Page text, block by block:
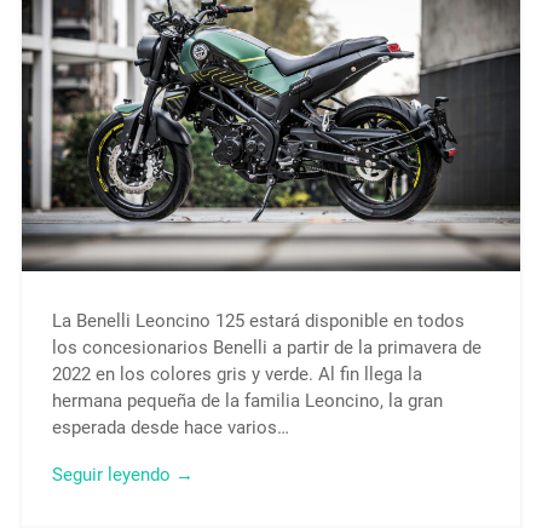
La Benelli Leoncino 125 estará disponible en todos
los concesionarios Benelli a partir de la primavera de
2022 en los colores gris y verde. Al fin llega la
hermana pequeña de la familia Leoncino, la gran
esperada desde hace varios…
Seguir leyendo →